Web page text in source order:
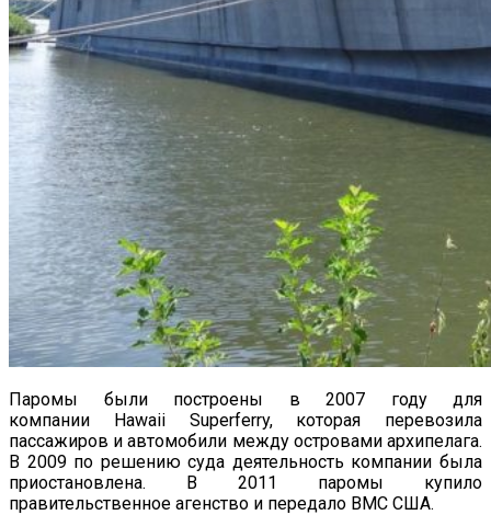
Паромы были построены в 2007 году для
компании Hawaii Superferry, которая перевозила
пассажиров и автомобили между островами архипелага.
В 2009 по решению суда деятельность компании была
приостановлена. В 2011 паромы купило
правительственное агенство и передало ВМС США.